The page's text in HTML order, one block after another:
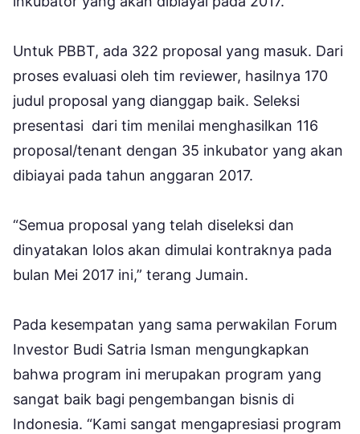
Untuk PBBT, ada 322 proposal yang masuk. Dari
proses evaluasi oleh tim reviewer, hasilnya 170
judul proposal yang dianggap baik. Seleksi
presentasi dari tim menilai menghasilkan 116
proposal/tenant dengan 35 inkubator yang akan
dibiayai pada tahun anggaran 2017.
“Semua proposal yang telah diseleksi dan
dinyatakan lolos akan dimulai kontraknya pada
bulan Mei 2017 ini,” terang Jumain.
Pada kesempatan yang sama perwakilan Forum
Investor Budi Satria Isman mengungkapkan
bahwa program ini merupakan program yang
sangat baik bagi pengembangan bisnis di
Indonesia. “Kami sangat mengapresiasi program